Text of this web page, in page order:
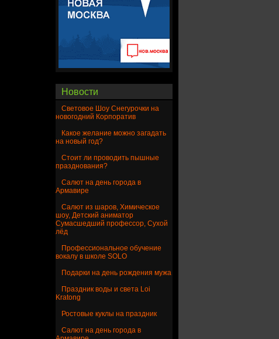
Новости
Световое Шоу Снегурочки на
новогодний Корпоратив
Какое желание можно загадать
на новый год?
Стоит ли проводить пышные
празднования?
Салют на день города в
Армавире
Салют из шаров, Химическое
шоу, Детский аниматор
Сумасшедший профессор, Сухой
лёд
Профессиональное обучение
вокалу в школе SOLO
Подарки на день рождения мужа
Праздник воды и света Loi
Kratong
Ростовые куклы на праздник
Салют на день города в